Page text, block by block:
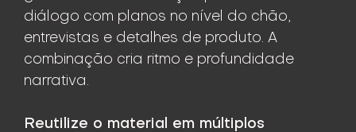
diálogo com planos no nível do chão,
entrevistas e detalhes de produto. A
combinação cria ritmo e profundidade
narrativa.
Reutilize o material em múltiplos